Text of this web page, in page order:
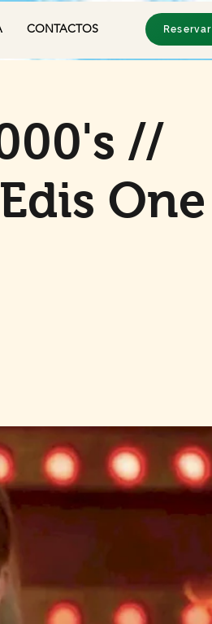
CONTACTOS Reservar
//
One